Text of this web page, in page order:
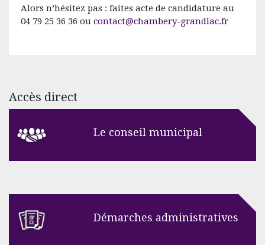
Alors n’hésitez pas : faites acte de candidature au
04 79 25 36 36 ou contact@chambery-grandlac.fr
Accès direct
Le conseil municipal
Démarches administratives